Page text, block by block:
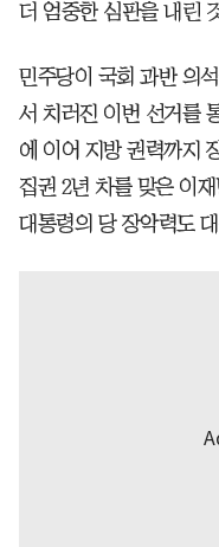
더 엄중한 심판을 내린
민주당이 국회 과반 의
서 치러진 이번 선거를
에 이어 지방 권력까지
집권 2년 차를 맞은 이
대통령의 당 장악력도